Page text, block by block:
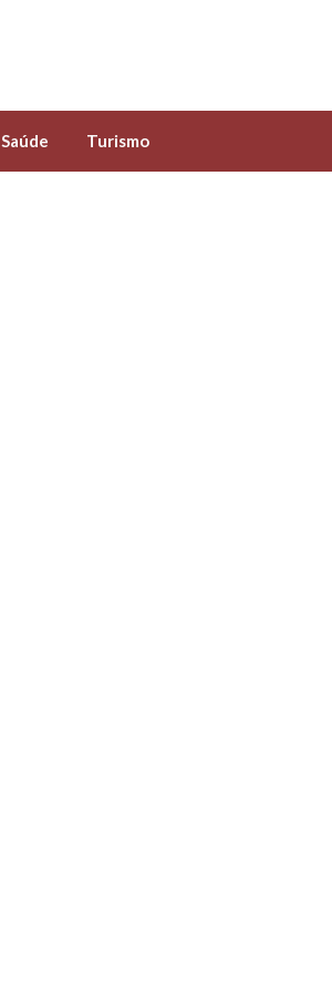
Saúde Turismo